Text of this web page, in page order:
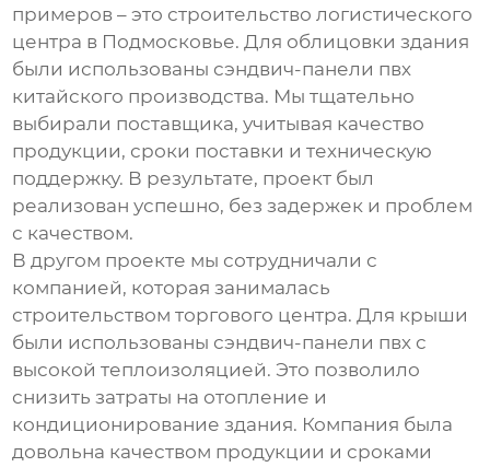
примеров – это строительство логистического
центра в Подмосковье. Для облицовки здания
были использованы сэндвич-панели пвх
китайского производства. Мы тщательно
выбирали поставщика, учитывая качество
продукции, сроки поставки и техническую
поддержку. В результате, проект был
реализован успешно, без задержек и проблем
с качеством.
В другом проекте мы сотрудничали с
компанией, которая занималась
строительством торгового центра. Для крыши
были использованы сэндвич-панели пвх с
высокой теплоизоляцией. Это позволило
снизить затраты на отопление и
кондиционирование здания. Компания была
довольна качеством продукции и сроками